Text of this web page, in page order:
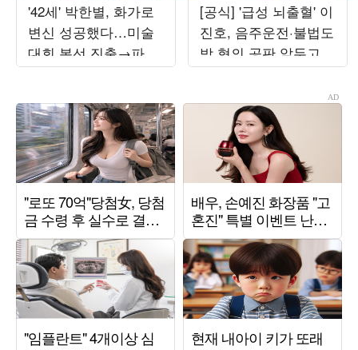
'42세' 박한별, 화가로
변신 성공했다…미술
대회 본선 진출→파리
초대전까지 '못 하는
[공식] '급성 뇌출혈' 이
진호, 음주운전·불법도
박 혐의 공판 앞두고
퇴원했다…"안정 취하